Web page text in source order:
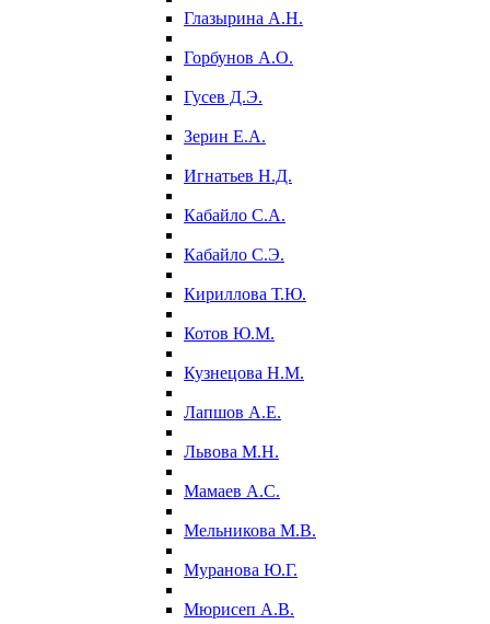
Глазырина А.Н.
Горбунов А.О.
Гусев Д.Э.
Зерин Е.А.
Игнатьев Н.Д.
Кабайло С.А.
Кабайло С.Э.
Кириллова Т.Ю.
Котов Ю.М.
Кузнецова Н.М.
Лапшов А.Е.
Львова М.Н.
Мамаев А.С.
Мельникова М.В.
Муранова Ю.Г.
Мюрисеп А.В.